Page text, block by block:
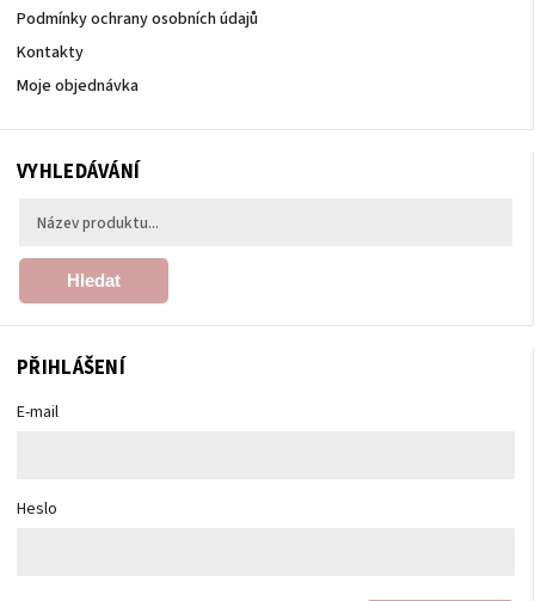
Podmínky ochrany osobních údajů
Kontakty
Moje objednávka
VYHLEDÁVÁNÍ
Hledat
PŘIHLÁŠENÍ
E-mail
Heslo